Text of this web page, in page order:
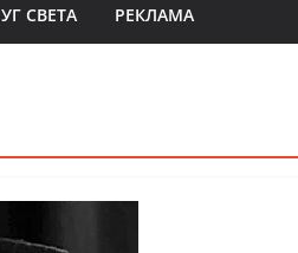
СВЕТА РЕКЛАМА